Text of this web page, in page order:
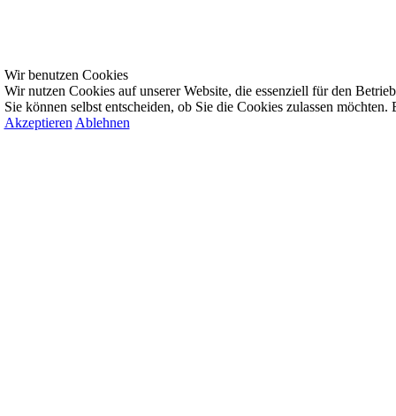
Wir benutzen Cookies
Wir nutzen Cookies auf unserer Website, die essenziell für den
Sie können selbst entscheiden, ob Sie die Cookies zulassen
Akzeptieren Ablehnen